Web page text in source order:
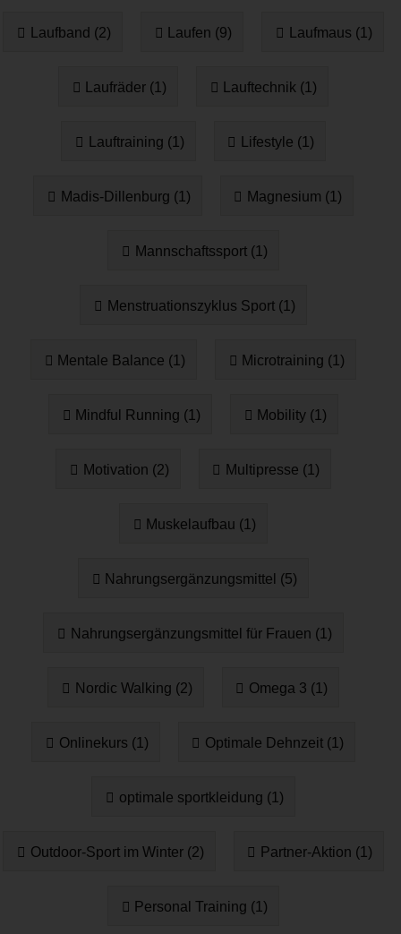
Laufband (2) Laufen (9) Laufmaus (1)
Laufräder (1) Lauftechnik (1)
Lauftraining (1) Lifestyle (1)
Madis-Dillenburg (1) Magnesium (1)
Mannschaftssport (1)
Menstruationszyklus Sport (1)
Mentale Balance (1) Microtraining (1)
Mindful Running (1) Mobility (1)
Motivation (2) Multipresse (1)
Muskelaufbau (1)
Nahrungsergänzungsmittel (5)
Nahrungsergänzungsmittel für Frauen (1)
Nordic Walking (2) Omega 3 (1)
Onlinekurs (1) Optimale Dehnzeit (1)
optimale sportkleidung (1)
Outdoor-Sport im Winter (2) Partner-Aktion (1)
Personal Training (1)